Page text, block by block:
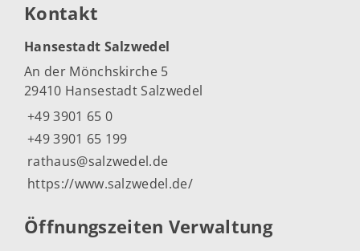
Kontakt
Hansestadt Salzwedel
An der Mönchskirche 5
29410 Hansestadt Salzwedel
+49 3901 65 0
+49 3901 65 199
rathaus@salzwedel.de
https://www.salzwedel.de/
Öffnungszeiten Verwaltung